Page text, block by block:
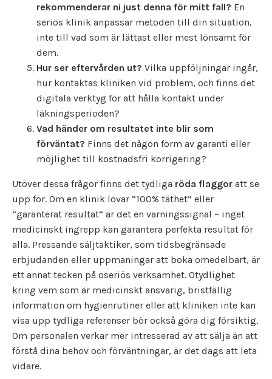
rekommenderar ni just denna för mitt fall? En
seriös klinik anpassar metoden till din situation,
inte till vad som är lättast eller mest lönsamt för
dem.
Hur ser eftervården ut? Vilka uppföljningar ingår,
hur kontaktas kliniken vid problem, och finns det
digitala verktyg för att hålla kontakt under
läkningsperioden?
Vad händer om resultatet inte blir som
förväntat? Finns det någon form av garanti eller
möjlighet till kostnadsfri korrigering?
Utöver dessa frågor finns det tydliga röda flaggor att se
upp för. Om en klinik lovar ”100% täthet” eller
”garanterat resultat” är det en varningssignal – inget
medicinskt ingrepp kan garantera perfekta resultat för
alla. Pressande säljtaktiker, som tidsbegränsade
erbjudanden eller uppmaningar att boka omedelbart, är
ett annat tecken på oseriös verksamhet. Otydlighet
kring vem som är medicinskt ansvarig, bristfällig
information om hygienrutiner eller att kliniken inte kan
visa upp tydliga referenser bör också göra dig försiktig.
Om personalen verkar mer intresserad av att sälja än att
förstå dina behov och förväntningar, är det dags att leta
vidare.